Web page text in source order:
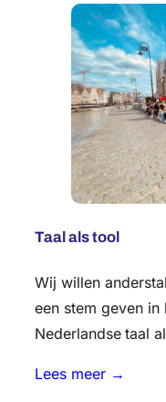
Taal als tool
Wij willen
een stem geven
Nederlandse taal
Lees meer →